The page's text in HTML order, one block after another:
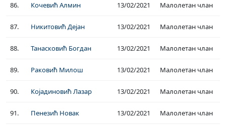
86. Кочeвић Алмин 13/02/2021 Малолетан члан
87. Никитовић Дејан 13/02/2021 Малолетан члан
88. Танасковић Богдан 13/02/2021 Малолетан члан
89. Раковић Милош 13/02/2021 Малолетан члан
90. Којадиновић Лазар 13/02/2021 Малолетан члан
91. Пенезић Новак 13/02/2021 Малолетан члан